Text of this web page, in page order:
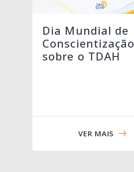
Dia Mundial de
Conscientização
sobre o TDAH
VER MAIS